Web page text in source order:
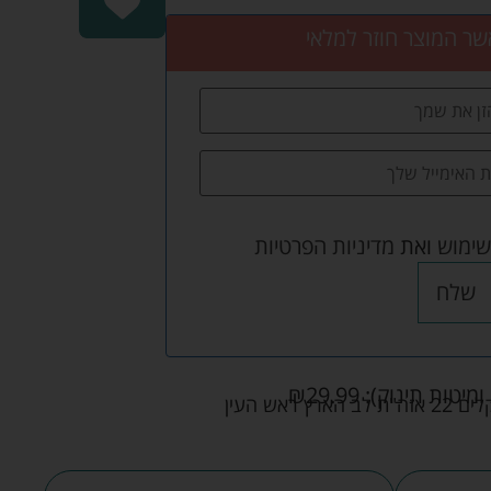
המוצר חוזר למלאי
ואת מדיניות הפרטיות
שלח
תינוק): ₪29.99 העין